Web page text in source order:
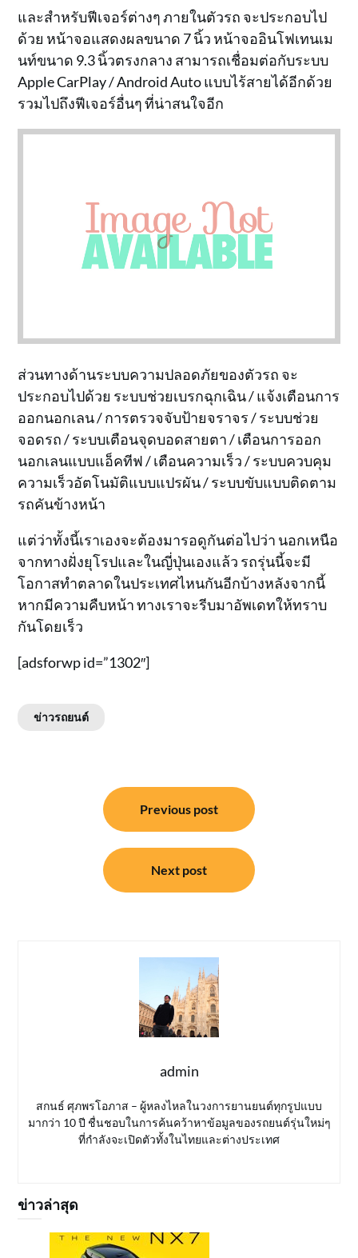
และสำหรับฟีเจอร์ต่างๆ ภายในตัวรถ จะประกอบไป
ด้วย หน้าจอแสดงผลขนาด 7 นิ้ว หน้าจออินโฟเทนเม
นท์ขนาด 9.3 นิ้วตรงกลาง สามารถเชื่อมต่อกับระบบ
Apple CarPlay / Android Auto แบบไร้สายได้อีกด้วย
รวมไปถึงฟีเจอร์อื่นๆ ที่น่าสนใจอีก
ส่วนทางด้านระบบความปลอดภัยของตัวรถ จะ
ประกอบไปด้วย ระบบช่วยเบรกฉุกเฉิน / แจ้งเตือนการ
ออกนอกเลน / การตรวจจับป้ายจราจร / ระบบช่วย
จอดรถ / ระบบเตือนจุดบอดสายตา / เตือนการออก
นอกเลนแบบแอ็คทีฟ / เตือนความเร็ว / ระบบควบคุม
ความเร็วอัตโนมัติแบบแปรผัน / ระบบขับแบบติดตาม
รถคันข้างหน้า
แต่ว่าทั้งนี้เราเองจะต้องมารอดูกันต่อไปว่า นอกเหนือ
จากทางฝั่งยุโรปและในญี่ปุ่นเองแล้ว รถรุ่นนี้จะมี
โอกาสทำตลาดในประเทศไหนกันอีกบ้างหลังจากนี้
หากมีความคืบหน้า ทางเราจะรีบมาอัพเดทให้ทราบ
กันโดยเร็ว
[adsforwp id=”1302″]
ข่าวรถยนต์
Previous post
Next post
admin
สกนธ์ ศุภพรโอภาส – ผู้หลงไหลในวงการยานยนต์ทุกรูปแบบ
มากว่า 10 ปี ชื่นชอบในการค้นคว้าหาข้อมูลของรถยนต์รุ่นใหม่ๆ
ที่กำลังจะเปิดตัวทั้งในไทยและต่างประเทศ
ข่าวล่าสุด